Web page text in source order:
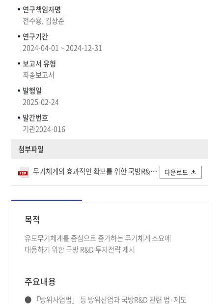
연구책임자명
전수용, 김상준
연구기간
2024-04-01 ~ 2024-12-31
보고서 유형
최종보고서
발행일
2025-02-24
발간번호
기관2024-016
첨부파일
무기체계의 효과적인 확보를 위한 국방R&D 투자전략 연구- 유도무기체계를 중심으로_개인정보 삭제.pdf 다운로드
목적
유도무기체계를 중심으로 증가하는 무기체계 소요에
대응하기 위한 국방 R&D 투자전략 제시
주요내용
● 「방위사업법」 등 방위산업과 국방R&D 관련 법·제도